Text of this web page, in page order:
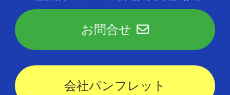
お問合せ
会社パンフレット